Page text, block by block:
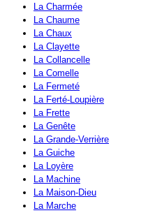
La Charmée
La Chaume
La Chaux
La Clayette
La Collancelle
La Comelle
La Fermeté
La Ferté-Loupière
La Frette
La Genête
La Grande-Verrière
La Guiche
La Loyère
La Machine
La Maison-Dieu
La Marche